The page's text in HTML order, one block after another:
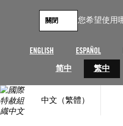
您希望使用
ENGLISH ESPAÑOL
简中
繁中
關閉
中文（繁體）